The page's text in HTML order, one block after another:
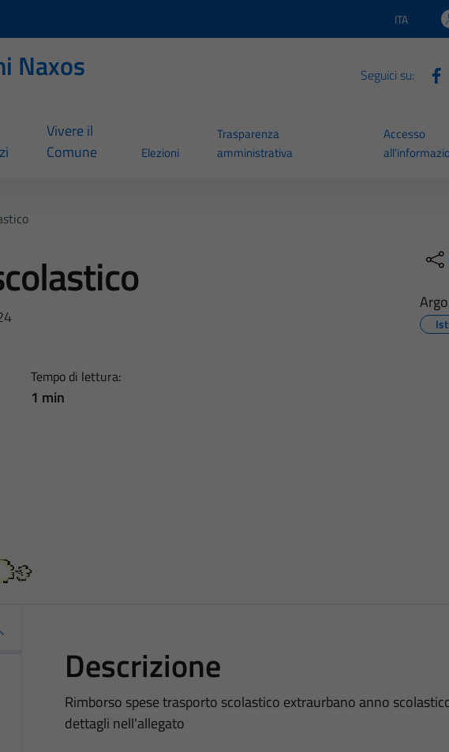
Lingua
ITA
Naxos Seguici su:
Vivere il
Comune
Elezioni
Trasparenza
amministrativa
Accesso
Tempo di lettura:
1 min
Descrizione
Rimborso spese trasporto scolastico extraurbano anno
dettagli nell'allegato